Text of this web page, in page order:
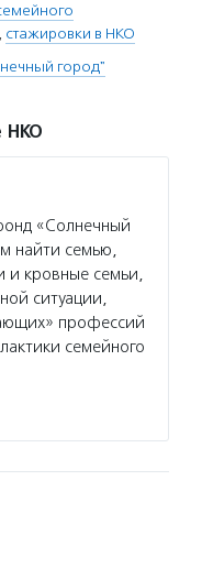
, стажировки в НКО
город"
НКО
«Солнечный
найти семью,
и кровные семьи,
ситуации,
профессий
семейного